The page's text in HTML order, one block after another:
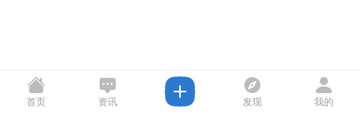
首页 资讯 发现 我的